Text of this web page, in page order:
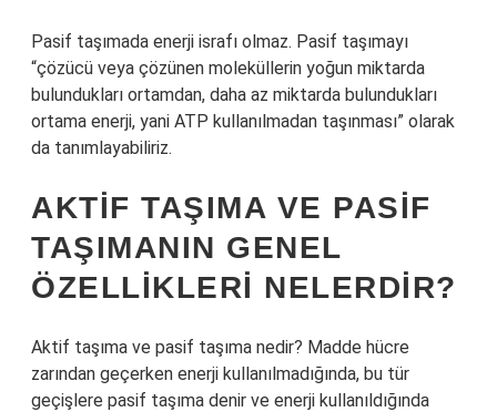
Pasif taşımada enerji israfı olmaz. Pasif taşımayı
“çözücü veya çözünen moleküllerin yoğun miktarda
bulundukları ortamdan, daha az miktarda bulundukları
ortama enerji, yani ATP kullanılmadan taşınması” olarak
da tanımlayabiliriz.
AKTIF TAŞIMA VE PASIF
TAŞIMANIN GENEL
ÖZELLIKLERI NELERDIR?
Aktif taşıma ve pasif taşıma nedir? Madde hücre
zarından geçerken enerji kullanılmadığında, bu tür
geçişlere pasif taşıma denir ve enerji kullanıldığında